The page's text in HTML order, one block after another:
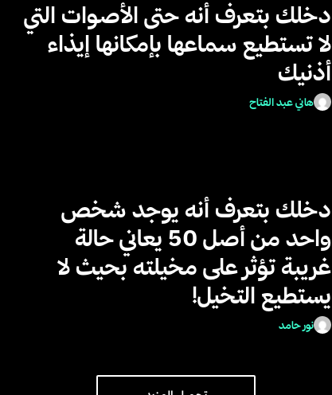
دخلك بتعرف أنه حتى الأصوات التي
لا تستطيع سماعها بإمكانها إيذاء
أذنيك
هاني عبد الفتاح
دخلك بتعرف أنه يوجد شخص
واحد من أصل 50 يعاني حالة
غريبة تؤثر على مخيلته بحيث لا
يستطيع التخيل!
نور حامد